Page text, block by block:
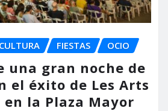
CULTURA FIESTAS OCIO
una gran noche de
el éxito de Les Arts
la Plaza Mayor